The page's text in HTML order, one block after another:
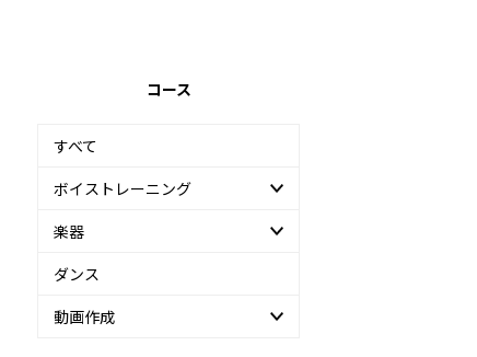
コース
すべて
ボイストレーニング
楽器
ダンス
動画作成